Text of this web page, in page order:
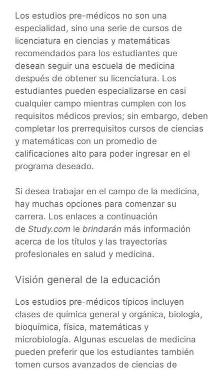
Los estudios pre-médicos no son una
especialidad, sino una serie de cursos de
licenciatura en ciencias y matemáticas
recomendados para los estudiantes que
desean seguir una escuela de medicina
después de obtener su licenciatura. Los
estudiantes pueden especializarse en casi
cualquier campo mientras cumplen con los
requisitos médicos previos; sin embargo, deben
completar los prerrequisitos cursos de ciencias
y matemáticas con un promedio de
calificaciones alto para poder ingresar en el
programa deseado.
Si desea trabajar en el campo de la medicina,
hay muchas opciones para comenzar su
carrera. Los enlaces a continuación
de Study.com le brindarán más información
acerca de los títulos y las trayectorias
profesionales en salud y medicina.
Visión general de la educación
Los estudios pre-médicos típicos incluyen
clases de química general y orgánica, biología,
bioquímica, física, matemáticas y
microbiología. Algunas escuelas de medicina
pueden preferir que los estudiantes también
tomen cursos avanzados de ciencias de